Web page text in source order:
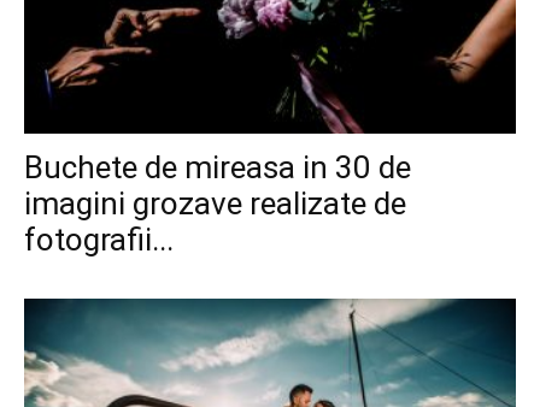
Buchete de mireasa in 30 de
imagini grozave realizate de
fotografii...